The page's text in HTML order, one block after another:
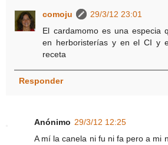
comoju
29/3/12 23:01
El cardamomo es una especia
en herboristerías y en el CI y
receta
Responder
Anónimo 29/3/12 12:25
A mí la canela ni fu ni fa pero a mi